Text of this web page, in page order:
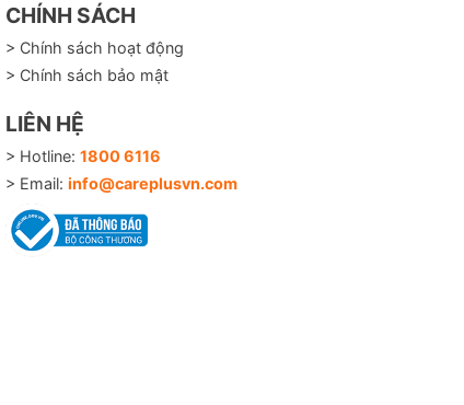
CHÍNH SÁCH
> Chính sách hoạt động
> Chính sách bảo mật
LIÊN HỆ
> Hotline: 1800 6116
> Email: info@careplusvn.com